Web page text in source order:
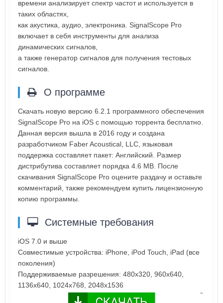
времени анализирует спектр частот и используется в
таких областях,
как акустика, аудио, электроника. SignalScope Pro
включает в себя инструменты для анализа
динамических сигналов,
а также генератор сигналов для получения тестовых
сигналов.
О программе
Скачать новую версию 6.2.1 программного обеспечения
SignalScope Pro на iOS с помощью торрента бесплатно.
Данная версия вышла в 2016 году и создана
разработчиком Faber Acoustical, LLC, языковая
поддержка составляет пакет: Английский. Размер
дистрибутива составляет порядка 4.6 MB. После
скачивания SignalScope Pro оцените раздачу и оставьте
комментарий, также рекомендуем купить лицензионную
копию программы.
Системные требования
iOS 7.0 и выше
Совместимые устройства: iPhone, iPod Touch, iPad (все
поколения)
Поддерживаемые разрешения: 480x320, 960x640,
1136x640, 1024x768, 2048х1536